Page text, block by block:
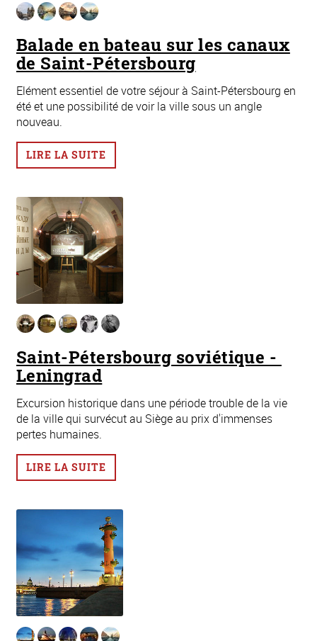
Balade en bateau sur les canaux
de Saint-Pétersbourg
Elément essentiel de votre séjour à Saint-Pétersbourg en
été et une possibilité de voir la ville sous un angle
nouveau.
LIRE LA SUITE
Saint-Pétersbourg soviétique - ​
Leningrad
Excursion historique dans une période trouble de la vie
de la ville qui survécut au Siège au prix d'immenses
pertes humaines.
LIRE LA SUITE